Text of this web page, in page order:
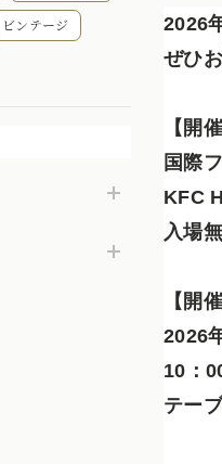
ビンテージ
2026
ぜひ
【開
国際
KFC
入場
【開
2026
10：
テー